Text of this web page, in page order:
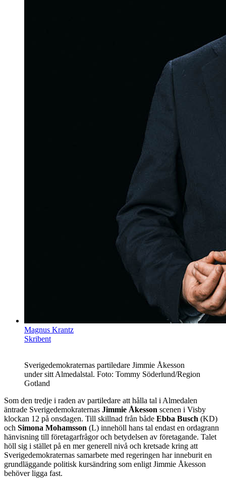
Magnus Krantz
Skribent
Sverigedemokraternas partiledare Jimmie Åkesson
under sitt Almedalstal. Foto: Tommy Söderlund/Region
Gotland
Som den tredje i raden av partiledare att hålla tal i Almedalen
äntrade Sverigedemokraternas Jimmie Åkesson scenen i Visby
klockan 12 på onsdagen. Till skillnad från både Ebba Busch (KD)
och Simona Mohamsson (L) innehöll hans tal endast en ordagrann
hänvisning till företagarfrågor och betydelsen av företagande. Talet
höll sig i stället på en mer generell nivå och kretsade kring att
Sverigedemokraternas samarbete med regeringen har inneburit en
grundläggande politisk kursändring som enligt Jimmie Åkesson
behöver ligga fast.